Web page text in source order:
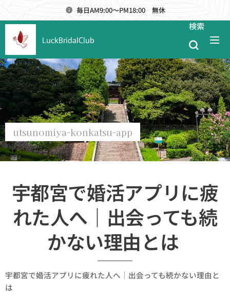
毎日AM9:00～PM18:00 無休
LuckBridalClub
検索
utsunomiya-konkatsu-app
宇都宮で婚活アプリに疲
れた人へ｜出会っても続
かない理由とは
宇都宮で婚活アプリに疲れた人へ｜出会っても続かない理由と
は